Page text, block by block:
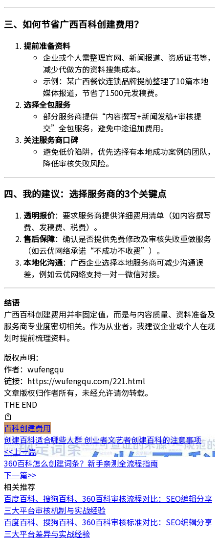
三、如何节省广西百科创建费用？
提前准备资料
企业或个人需整理官网、新闻报道、资质证书等，
减少代做方的资料搜集成本。
示例：某广西餐饮连锁品牌提前整理了10篇本地
媒体报道，节省了1500元发稿费。
选择全包服务
部分服务商提供“内容撰写+新闻发稿+审核提
交”全包服务，避免中途追加费用。
关注服务商口碑
避免低价陷阱，优先选择有本地成功案例的团队，
降低审核失败风险。
四、我的建议：选择服务商的3个关键点
透明报价：要求服务商提供详细费用清单（如内容撰写
费、发稿费、税费）。
售后保障：确认是否提供免费修改及审核失败重做服务
（如云优网络承诺“不成功不收费”）。
本地化沟通：广西企业选择本地服务商可减少沟通误
差，例如云优网络支持一对一微信对接。
结语
广西百科创建费用并非固定值，而是与内容质量、资料准备及
服务商专业度密切相关。作为从业者，我建议企业或个人在规
划时提前梳理资料。
版权声明：
作者：wufengqu
链接：https://wufengqu.com/221.html
文章版权归作者所有，未经允许请勿转载。
THE END
百科创建费用
创建百科适合哪些人群 创业者文艺者创建百科的注意事项
<<上一篇
360百科怎么创建词条？新手亲测全流程指南
下一篇>>
相关推荐
百度百科、搜狗百科、360百科审核流程对比：SEO编辑分享
三大平台审核机制与实战经验
百度百科、搜狗百科、360百科审核标准对比：SEO编辑分享
三大平台差异与实战经验